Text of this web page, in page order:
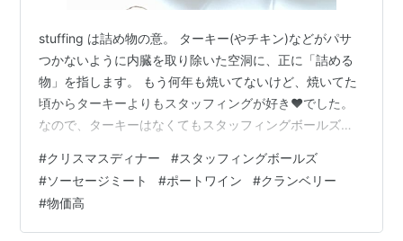
stuffing は詰め物の意。 ターキー(やチキン)などがパサ
つかないように内臓を取り除いた空洞に、正に「詰める
物」を指します。 もう何年も焼いてないけど、焼いてた
頃からターキーよりもスタッフィングが好き❤️でした。
なので、ターキーはなくてもスタッフィングボールズは
挽肉に塩胡椒、ハーブを加えてフードプロセッサーでほ
ぼペイスト状にして自作。 これに、玉ねぎとベーコンを
炒めた物、刻んだ栗、ポートワインに漬けたクランベリ
ー、パン粉、パセリ、ガーリック、卵なんかを捏ね合わ
#クリスマスディナー #スタッフィングボールズ
#ソーセージミート #ポートワイン #クランベリー
#物価高